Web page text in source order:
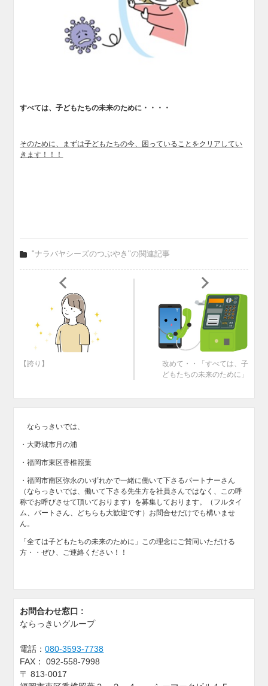
すべては、子どもたちの未来のために・・・・
そのために、まずは子どもたちの今、困っていることをクリアしてい
きます！！！
"ナラバヤシーズのつぶやき"の関連記事
【誇り】
改めて・・「すべては、子
どもたちの未来のために」
ならっきいでは、
・大野城市月の浦
・福岡市東区香椎照葉
・福岡市南区弥永のいずれかで一緒に働いて下さるパートナーさん
（ならっきいでは、働いて下さる先生方を社員さんではなく、この呼
称でお呼びさせて頂いております）を募集しております。（フルタイ
ム、パートさん、どちらも大歓迎です）お問合せだけでも構いませ
ん。
「全ては子どもたちの未来のために」この理念にご賛同いただける
方・・ぜひ、ご連絡ください！！
お問合わせ窓口 :
ならっきいグループ
電話：080-3593-7738
FAX：
092-558-7998
〒813-0017